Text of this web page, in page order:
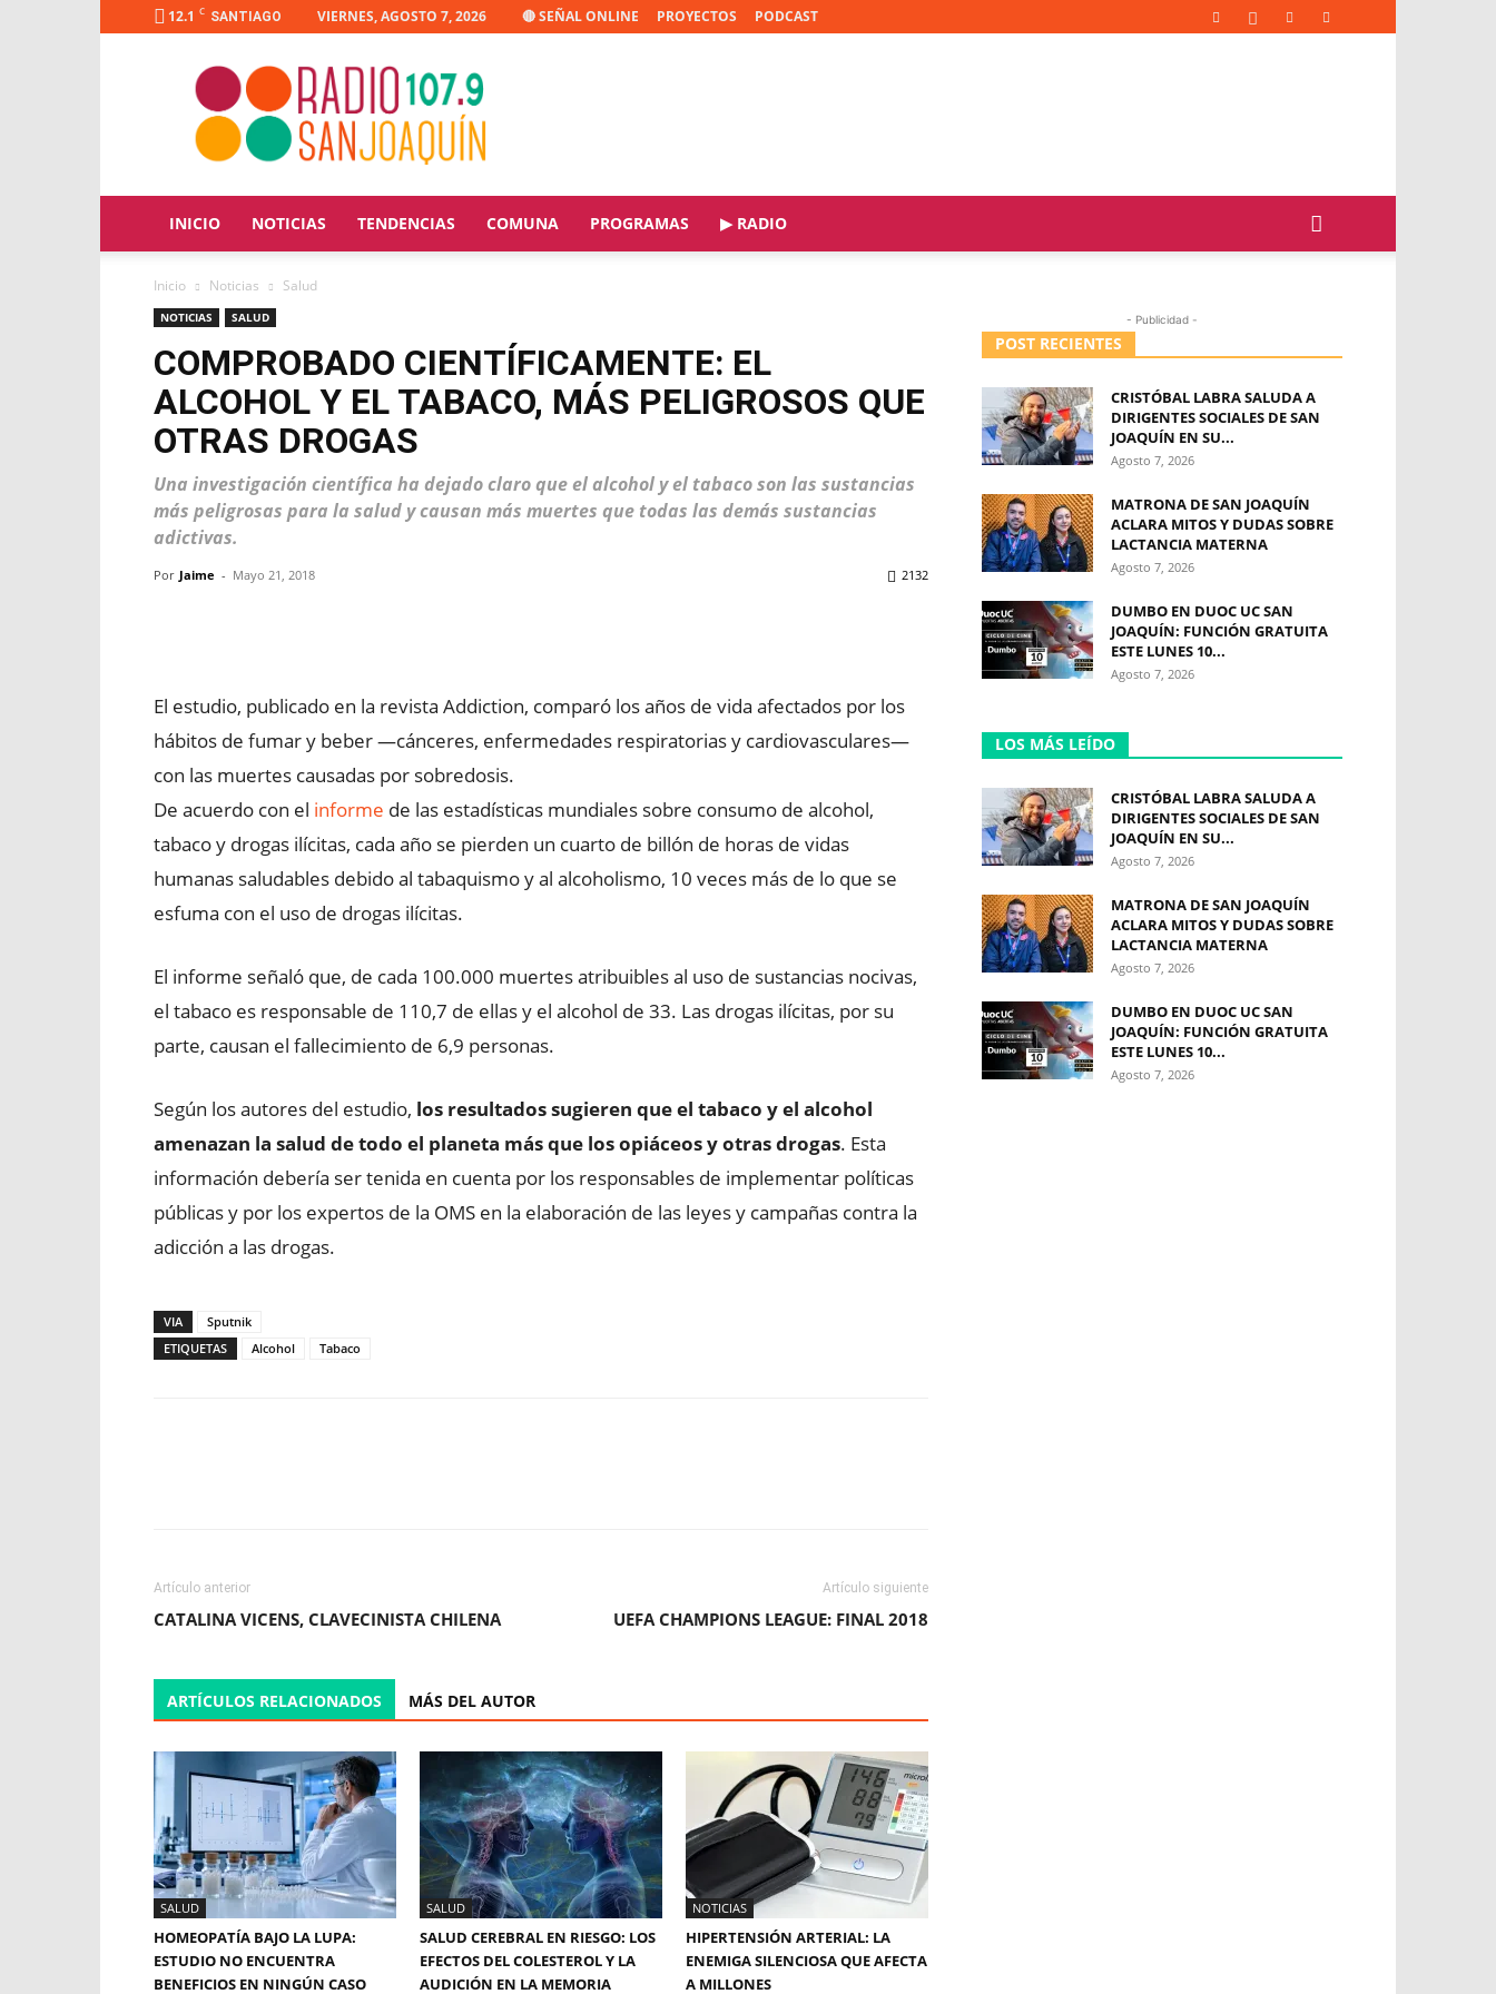
12.1 C SANTIAGO VIERNES, AGOSTO 7, 2026 🔴 SEÑAL ONLINE PROYECTOS PODCAST
Radio
Joaquín
INICIO NOTICIAS TENDENCIAS COMUNA PROGRAMAS ▶ RADIO
Inicio Noticias Salud
NOTICIAS SALUD
COMPROBADO CIENTÍFICAMENTE: EL
ALCOHOL Y EL TABACO, MÁS PELIGROSOS QUE
OTRAS DROGAS
Una investigación científica ha dejado claro que el alcohol y el tabaco son las sustancias
más peligrosas para la salud y causan más muertes que todas las demás sustancias
adictivas.
Por Jaime - Mayo 21, 2018 2132
El estudio, publicado en la revista Addiction, comparó los años de vida afectados por los
hábitos de fumar y beber —cánceres, enfermedades respiratorias y cardiovasculares—
con las muertes causadas por sobredosis.
De acuerdo con el informe de las estadísticas mundiales sobre consumo de alcohol,
tabaco y drogas ilícitas, cada año se pierden un cuarto de billón de horas de vidas
humanas saludables debido al tabaquismo y al alcoholismo, 10 veces más de lo que se
esfuma con el uso de drogas ilícitas.
El informe señaló que, de cada 100.000 muertes atribuibles al uso de sustancias nocivas,
el tabaco es responsable de 110,7 de ellas y el alcohol de 33. Las drogas ilícitas, por su
parte, causan el fallecimiento de 6,9 personas.
Según los autores del estudio, los resultados sugieren que el tabaco y el alcohol
amenazan la salud de todo el planeta más que los opiáceos y otras drogas. Esta
información debería ser tenida en cuenta por los responsables de implementar políticas
públicas y por los expertos de la OMS en la elaboración de las leyes y campañas contra la
adicción a las drogas.
VIA
Sputnik
ETIQUETAS
Alcohol Tabaco
Artículo anterior
CATALINA VICENS, CLAVECINISTA CHILENA
Artículo siguiente
UEFA CHAMPIONS LEAGUE: FINAL 2018
ARTÍCULOS RELACIONADOS MÁS DEL AUTOR
SALUD
HOMEOPATÍA BAJO LA LUPA:
ESTUDIO NO ENCUENTRA
BENEFICIOS EN NINGÚN CASO
SALUD
SALUD CEREBRAL EN RIESGO: LOS
EFECTOS DEL COLESTEROL Y LA
AUDICIÓN EN LA MEMORIA
NOTICIAS
HIPERTENSIÓN ARTERIAL: LA
ENEMIGA SILENCIOSA QUE AFECTA
A MILLONES
- Publicidad -
POST RECIENTES
CRISTÓBAL LABRA SALUDA A
DIRIGENTES SOCIALES DE SAN
JOAQUÍN EN SU...
Agosto 7, 2026
MATRONA DE SAN JOAQUÍN
ACLARA MITOS Y DUDAS SOBRE
LACTANCIA MATERNA
Agosto 7, 2026
DUMBO EN DUOC UC SAN
JOAQUÍN: FUNCIÓN GRATUITA
ESTE LUNES 10...
Agosto 7, 2026
LOS MÁS LEÍDO
CRISTÓBAL LABRA SALUDA A
DIRIGENTES SOCIALES DE SAN
JOAQUÍN EN SU...
Agosto 7, 2026
MATRONA DE SAN JOAQUÍN
ACLARA MITOS Y DUDAS SOBRE
LACTANCIA MATERNA
Agosto 7, 2026
DUMBO EN DUOC UC SAN
JOAQUÍN: FUNCIÓN GRATUITA
ESTE LUNES 10...
Agosto 7, 2026